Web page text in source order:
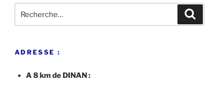
pour
ADRESSE :
A 8 km de DINAN :